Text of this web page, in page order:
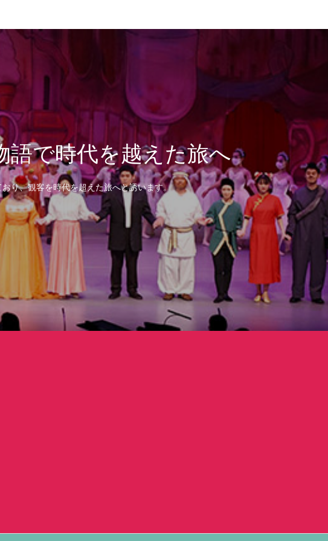
語で時代を越えた旅へ
り、観客を時代を超えた旅へと誘います。